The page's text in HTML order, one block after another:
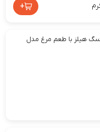
+
هیلز با طعم مرغ مدل